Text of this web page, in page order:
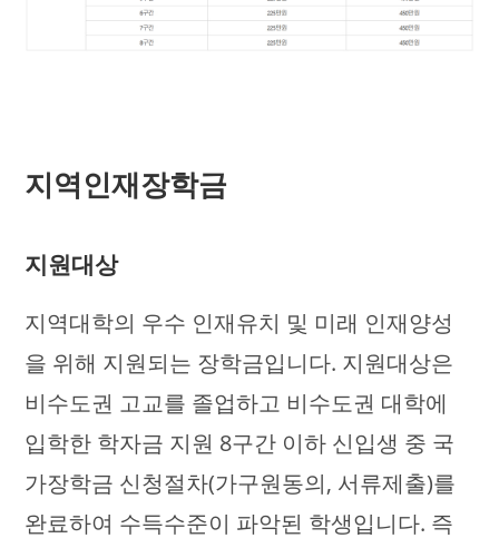
지역인재장학금
지원대상
지역대학의 우수 인재유치 및 미래 인재양성
을 위해 지원되는 장학금입니다. 지원대상은
비수도권 고교를 졸업하고 비수도권 대학에
입학한 학자금 지원 8구간 이하 신입생 중 국
가장학금 신청절차(가구원동의, 서류제출)를
완료하여 수득수준이 파악된 학생입니다. 즉